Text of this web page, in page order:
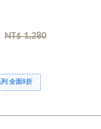
NT$ 1,280
全面8折